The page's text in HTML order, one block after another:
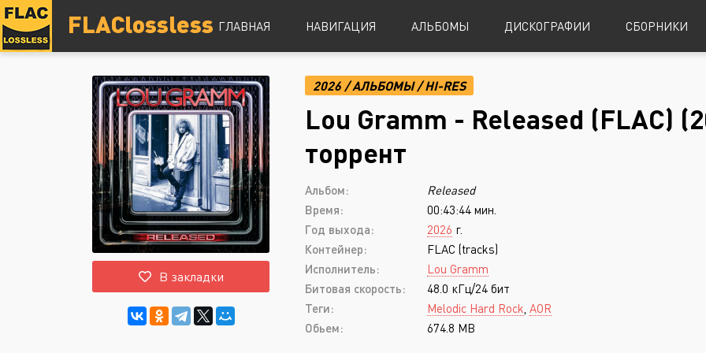
FLAClossless ГЛАВНАЯ НАВИГАЦИЯ
DSD
Hi-Res
Lossless
Vinyl
Топ 100
Alternative Rock
Indie Rock
Industrial Metal
Metalcore
Nu-Metal
Post-Hardcore
Punk Rock
Black Metal
Power Metal
Progressive Metal
АЛЬБОМЫ ДИСКОГРАФИИ СБОРНИКИ
В закладки
2026 /АЛЬБОМЫ/HI-RES
Lou Gramm - Released (FLAC)
торрент
Альбом:
Released
Время:
00:43:44 мин.
Год выхода:
2026 г.
Контейнер:
FLAC (tracks)
Исполнитель:
Lou Gramm
Битовая скорость:
48.0 кГц/24 бит
Теги:
Melodic Hard Rock AOR
Обьем:
674.8 MB